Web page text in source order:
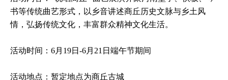
书等传统曲艺形式，以乡音讲述商丘历史文脉与乡土风
情，弘扬传统文化，丰富群众精神文化生活。
活动时间：6月19日-6月21日端午节期间
活动地点：暂定地点为商丘古城